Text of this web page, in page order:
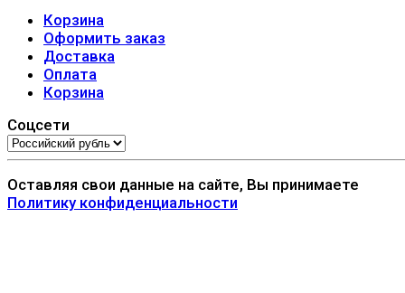
Корзина
Оформить заказ
Доставка
Оплата
Корзина
Соцсети
Оставляя свои данные на сайте, Вы принимаете
Политику конфиденциальности